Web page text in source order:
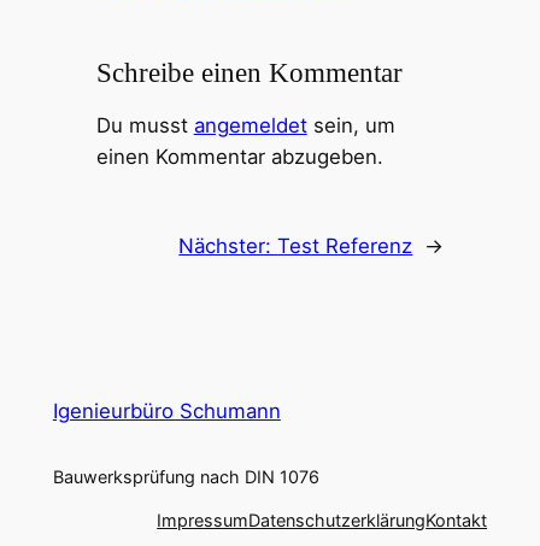
Schreibe einen Kommentar
Du musst angemeldetsein, um
einen Kommentar abzugeben.
Nächster:Test Referenz →
Igenieurbüro Schumann
Bauwerksprüfung nach DIN 1076
ImpressumDatenschutzerklärungKontakt